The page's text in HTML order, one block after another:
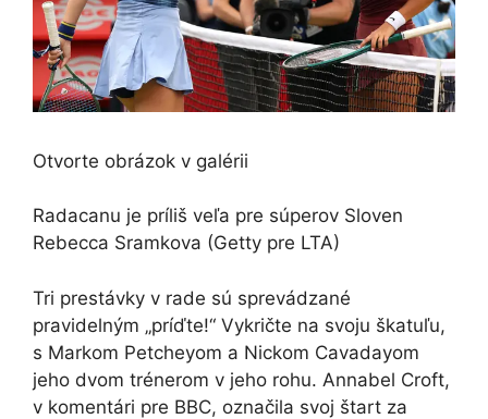
Otvorte obrázok v galérii
Radacanu je príliš veľa pre súperov Sloven
Rebecca Sramkova (Getty pre LTA)
Tri prestávky v rade sú sprevádzané
pravidelným „príďte!“ Vykričte na svoju škatuľu,
s Markom Petcheyom a Nickom Cavadayom
jeho dvom trénerom v jeho rohu. Annabel Croft,
v komentári pre BBC, označila svoj štart za